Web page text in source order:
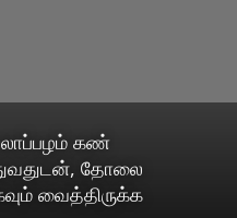
கண்
தோலை
வைத்திருக்க